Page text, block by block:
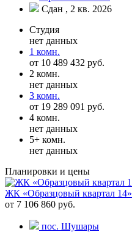
Сдан , 2 кв. 2026
Студия
нет данных
1 комн.
от 10 489 432 руб.
2 комн.
нет данных
3 комн.
от 19 289 091 руб.
4 комн.
нет данных
5+ комн.
нет данных
Планировки и цены
ЖК «Образцовый квартал 14»
от 7 106 860 руб.
пос. Шушары